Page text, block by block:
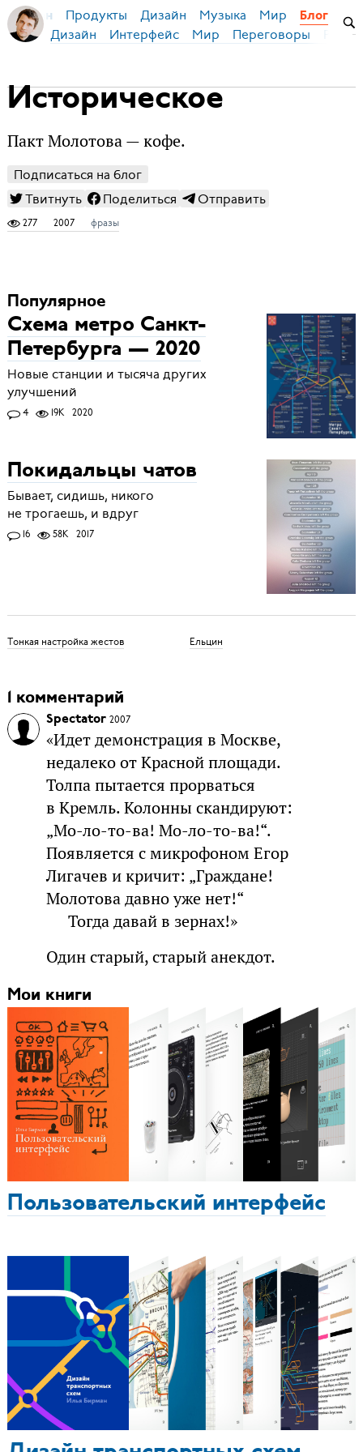
Бирман Продукты Дизайн Музыка Мир Блог
Дизайн Интерфейс Мир Переговоры
Историческое
Пакт Молотова — кофе.
Подписаться на блог
Твитнуть
Поделиться Отправить
277 2007 фразы
Популярное
Схема метро Санкт-
Петербурга — 2020
Новые станции и тысяча других
улучшений
4 19K 2020
Покидальцы чатов
Бывает, сидишь, никого
не трогаешь, и вдруг
16 58K 2017
Тонкая настройка жестов Ельцин
1 комментарий
Spectator 2007
«Идет демонстрация в Москве,
недалеко от Красной площади.
Толпа пытается прорваться
в Кремль. Колонны скандируют:
„Мо-ло-то-ва! Мо-ло-то-ва!“.
Появляется с микрофоном Егор
Лигачев и кричит: „Граждане!
Молотова давно уже нет!“
Тогда давай в зернах!»
Один старый, старый анекдот.
Мои книги
Пользовательский интерфейс